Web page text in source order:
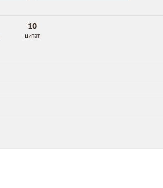
10
цитат